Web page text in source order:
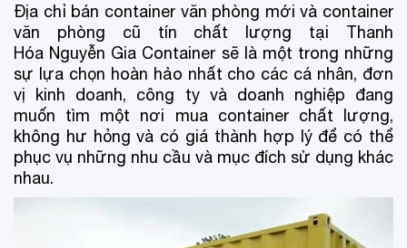
Địa chỉ bán container văn phòng mới và container
văn phòng cũ tín chất lượng tại Thanh
Hóa Nguyễn Gia Container sẽ là một trong những
sự lựa chọn hoàn hảo nhất cho các cá nhân, đơn
vị kinh doanh, công ty và doanh nghiệp đang
muốn tìm một nơi mua container chất lượng,
không hư hỏng và có giá thành hợp lý để có thể
phục vụ những nhu cầu và mục đích sử dụng khác
nhau.